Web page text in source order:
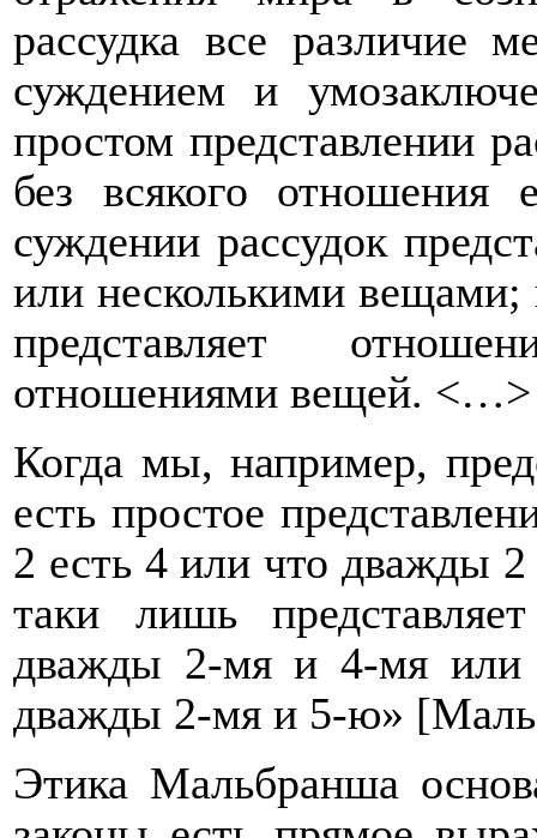
рассудка все различие
суждением и
простом представлении
без всякого
суждении рассудок
или несколькими
представляет
отношениями вещей. <…>
Когда мы, например,
есть простое
2 есть 4 или что дважды 2
таки лишь
дважды 2-мя и 4-мя или
дважды 2-мя и 5-ю» [
Этика Мальбранша